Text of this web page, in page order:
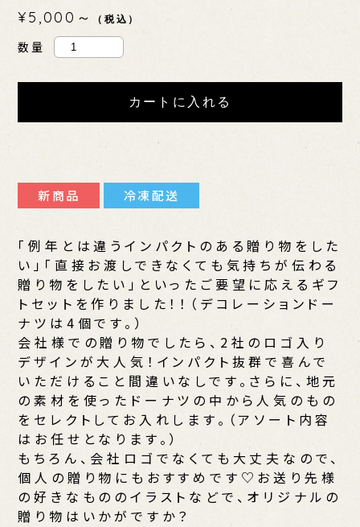
¥5,000～ （税込）
数量
新商品 冷凍配送
「例年とは違うインパクトのある贈り物をした
い」「直接お渡しできなくても気持ちが伝わる
贈り物をしたい」といったご要望に応えるギフ
トセットを作りました！！（デコレーションドー
ナツは4個です。）
会社様での贈り物でしたら、2社のロゴ入り
デザインが大人気！インパクト抜群で喜んで
いただけること間違いなしです。さらに、地元
の素材を使ったドーナツの中から人気のもの
をセレクトしてお入れします。（アソート内容
はお任せとなります。）
もちろん、会社ロゴでなくても大丈夫なので、
個人の贈り物にもおすすめです♡お送り先様
の好きなもののイラストなどで、オリジナルの
贈り物はいかがですか？